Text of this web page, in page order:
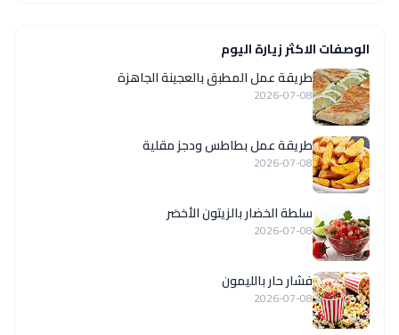
الوصفات الاكثر زيارة اليوم
طريقة عمل المطبق بالعجينة الجاهزة
2026-07-08
طريقة عمل بطاطس ودجز مقلية
2026-07-08
سلطة الخضار بالزيتون الأخضر
2026-07-08
فشار حار بالليمون
2026-07-08